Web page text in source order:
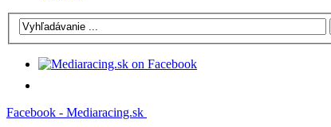
Facebook - Mediaracing.sk